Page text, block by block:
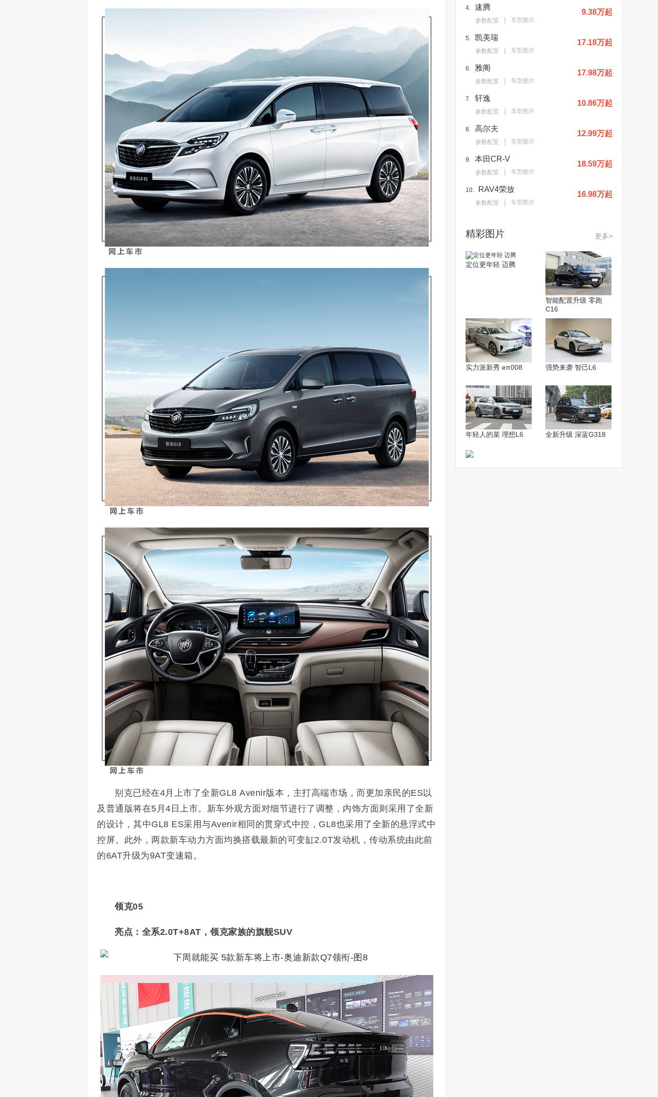
别克已经在4月上市了全新GL8 Avenir版本，主打高端市场，而更加亲民的ES以
及普通版将在5月4日上市。新车外观方面对细节进行了调整，内饰方面则采用了全新
的设计，其中GL8 ES采用与Avenir相同的贯穿式中控，GL8也采用了全新的悬浮式中
控屏。此外，两款新车动力方面均换搭载最新的可变缸2.0T发动机，传动系统由此前
的6AT升级为9AT变速箱。
领克05
亮点：全系2.0T+8AT，领克家族的旗舰SUV
4. 速腾
参数配置 车型图片
9.38万起
5. 凯美瑞
参数配置 车型图片
17.18万起
6. 雅阁
参数配置 车型图片
17.98万起
7. 轩逸
参数配置 车型图片
10.86万起
8. 高尔夫
参数配置 车型图片
12.99万起
9. 本田CR-V
参数配置 车型图片
18.59万起
10. RAV4荣放
参数配置 车型图片
16.98万起
精彩图片 更多>
定位更年轻 迈腾
智能配置升级 零跑
C16
实力派新秀 eπ008 强势来袭 智己L6
年轻人的菜 理想L6 全新升级 深蓝G318